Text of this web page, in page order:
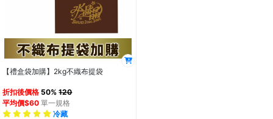
【禮盒袋加購】2kg不織布提袋
折扣後價格 50%120
平均價$60 單一規格
冷藏